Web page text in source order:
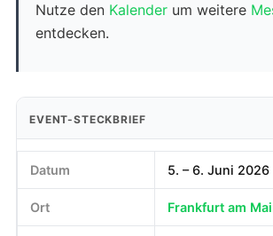
Nutze den Kalender um weitere
entdecken.
EVENT-STECKBRIEF
Datum 5. – 6. Juni 2026
Ort Frankfurt am